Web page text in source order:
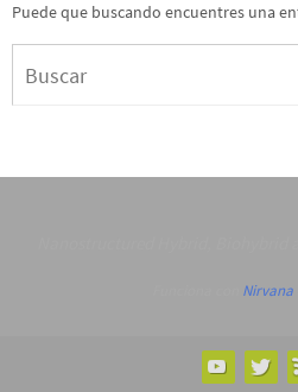
Puede que buscando encuentres una
Nirvana&